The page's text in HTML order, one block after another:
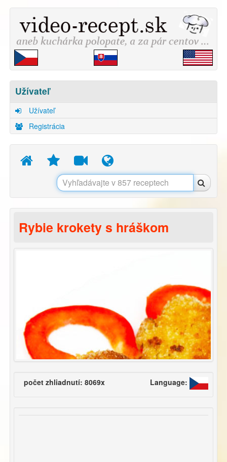
Užívateľ
Užívateľ
Registrácia
Rybie krokety s hráškom
počet zhliadnutí: 8069x Language: